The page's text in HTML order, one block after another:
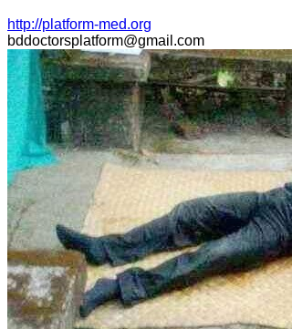
http://platform-med.org
bddoctorsplatform@gmail.com